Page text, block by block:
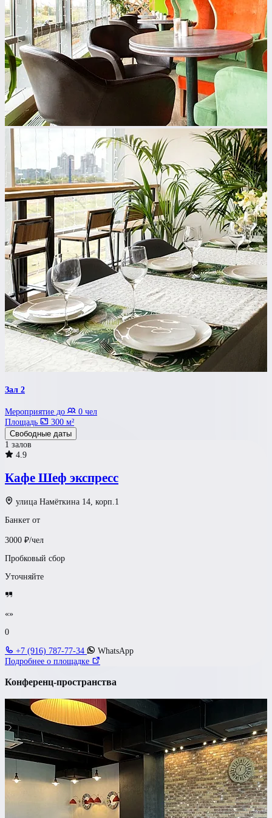
Зал 2
Мероприятие до
0 чел
Площадь
300 м²
Свободные даты
1 залов
4.9
Кафе Шеф экспресс
улица Намёткина 14, корп.1
Банкет от
3000 ₽/чел
Пробковый сбор
Уточняйте
«»
0
+7 (916) 787-77-34
WhatsApp
Подробнее о площадке
Конференц-пространства